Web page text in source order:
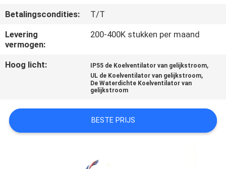
NIEUWS
VERZOEK
EEN
CITAAT
Betalingscondities:
T/T
Levering
vermogen:
200-400K stukken per maand
Hoog licht: IP55 de Koelventilator van gelijkstroom,
UL de Koelventilator van gelijkstroom,
De Waterdichte Koelventilator van
gelijkstroom
BESTE PRIJS